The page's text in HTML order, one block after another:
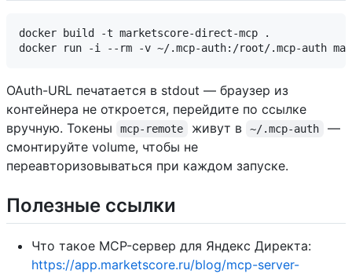
docker build -t marketscore-direct-mcp .
OAuth-URL печатается в stdout — браузер из
контейнера не откроется, перейдите по ссылке
вручную. Токены
mcp-remote живут в ~/.mcp-auth
—
смонтируйте volume, чтобы не
переавторизовываться при каждом запуске.
Полезные ссылки
Что такое MCP-сервер для Яндекс Директа:
https://app.marketscore.ru/blog/mcp-server-